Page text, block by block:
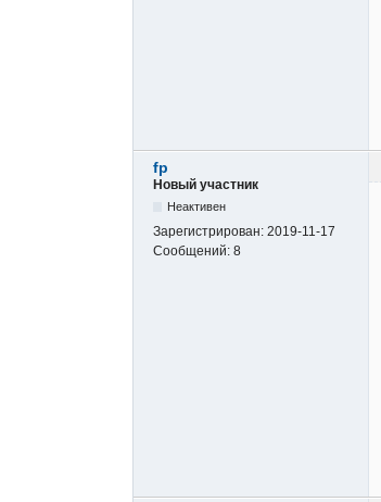
fp
Новый участник
Неактивен
Зарегистрирован: 2019-11-17
Сообщений: 8